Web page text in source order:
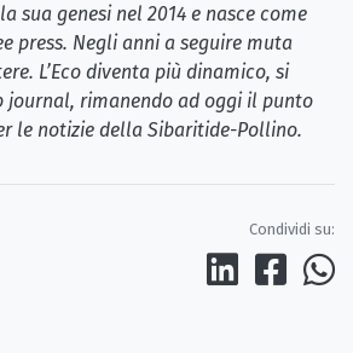
sua genesi nel 2014 e nasce come
press. Negli anni a seguire muta
L’Eco diventa più dinamico, si
journal, rimanendo ad oggi il punto
le notizie della Sibaritide-Pollino.
Condividi su: